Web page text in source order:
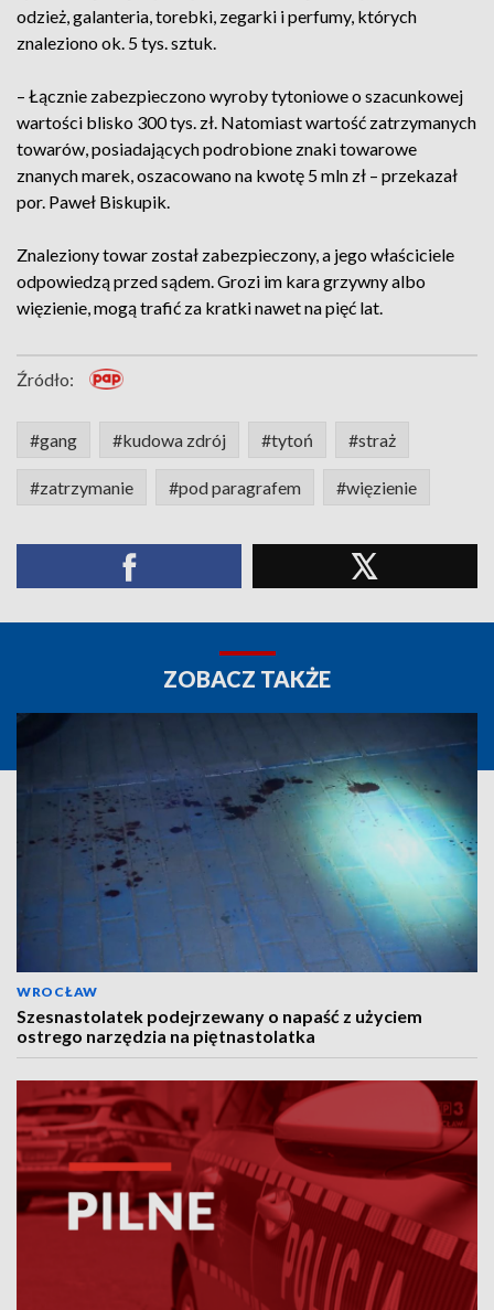
odzież, galanteria, torebki, zegarki i perfumy, których
znaleziono ok. 5 tys. sztuk.
– Łącznie zabezpieczono wyroby tytoniowe o szacunkowej
wartości blisko 300 tys. zł. Natomiast wartość zatrzymanych
towarów, posiadających podrobione znaki towarowe
znanych marek, oszacowano na kwotę 5 mln zł – przekazał
por. Paweł Biskupik.
Znaleziony towar został zabezpieczony, a jego właściciele
odpowiedzą przed sądem. Grozi im kara grzywny albo
więzienie, mogą trafić za kratki nawet na pięć lat.
Źródło:
#gang #kudowa zdrój #tytoń #straż
#zatrzymanie #pod paragrafem #więzienie
ZOBACZ TAKŻE
WROCŁAW
Szesnastolatek podejrzewany o napaść z użyciem
ostrego narzędzia na piętnastolatka